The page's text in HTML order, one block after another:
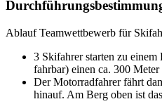
Ablauf Teamwettbewerb für
3 Skifahrer starten zu
fahrbar) einen ca. 300
Der Motorradfahrer fährt
hinauf. Am Berg oben ist